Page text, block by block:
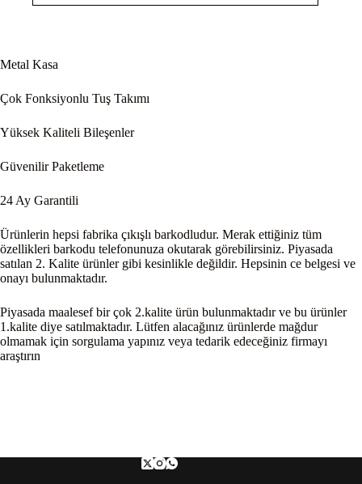
Metal Kasa
Çok Fonksiyonlu Tuş Takımı
Yüksek Kaliteli Bileşenler
Güvenilir Paketleme
24 Ay Garantili
Ürünlerin hepsi fabrika çıkışlı barkodludur. Merak ettiğiniz tüm
özellikleri barkodu telefonunuza okutarak görebilirsiniz. Piyasada
satılan 2. Kalite ürünler gibi kesinlikle değildir. Hepsinin ce belgesi ve
onayı bulunmaktadır.
Piyasada maalesef bir çok 2.kalite ürün bulunmaktadır ve bu ürünler
1.kalite diye satılmaktadır. Lütfen alacağınız ürünlerde mağdur
olmamak için sorgulama yapınız veya tedarik edeceğiniz firmayı
araştırın